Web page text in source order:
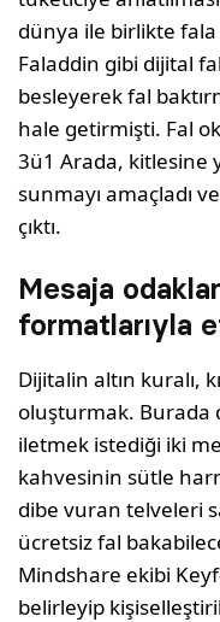
dünya ile birlikte
Faladdin gibi dijital
besleyerek fal
hale getirmişti. Fal
3ü1 Arada, kitlesine
sunmayı amaçladı
çıktı.
Mesaja
formatlarıyla
Dijitalin altın kuralı,
oluşturmak. Burada
iletmek istediği iki
kahvesinin sütle
dibe vuran telveleri
ücretsiz fal
Mindshare ekibi
belirleyip